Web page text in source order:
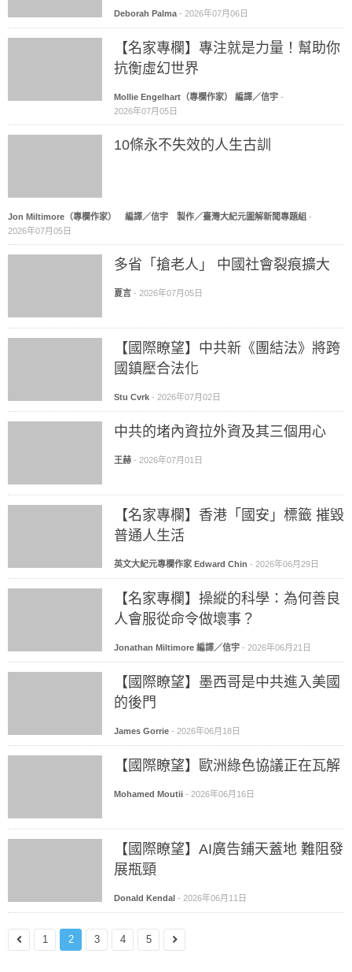
Deborah Palma - 2026年07月06日
【名家專欄】專注就是力量！幫助你
抗衡虛幻世界
Mollie Engelhart（專欄作家） 編譯／信宇 -
2026年07月05日
10條永不失效的人生古訓
Jon Miltimore（專欄作家） 編譯／信宇 製作／臺灣大紀元圖解新聞專題組 -
2026年07月05日
多省「搶老人」 中國社會裂痕擴大
夏言 - 2026年07月05日
【國際瞭望】中共新《團結法》將跨
國鎮壓合法化
Stu Cvrk - 2026年07月02日
中共的堵內資拉外資及其三個用心
王赫 - 2026年07月01日
【名家專欄】香港「國安」標籤 摧毀
普通人生活
英文大紀元專欄作家 Edward Chin - 2026年06月29日
【名家專欄】操縱的科學：為何善良
人會服從命令做壞事？
Jonathan Miltimore 編譯／信宇 - 2026年06月21日
【國際瞭望】墨西哥是中共進入美國
的後門
James Gorrie - 2026年06月18日
【國際瞭望】歐洲綠色協議正在瓦解
Mohamed Moutii - 2026年06月16日
【國際瞭望】AI廣告鋪天蓋地 難阻發
展瓶頸
Donald Kendal - 2026年06月11日
1 2 3 4 5